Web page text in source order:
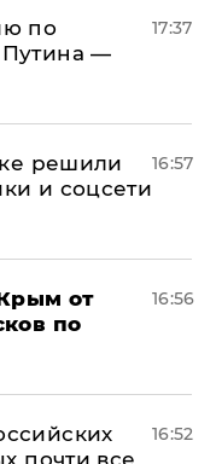
по
—
17:37
решили
и соцсети
16:57
от
по
16:56
почти все
16:52